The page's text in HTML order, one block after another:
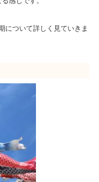
について詳しく見ていきま